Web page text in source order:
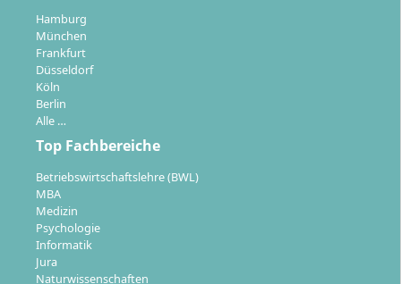
Hamburg
München
Frankfurt
Düsseldorf
Köln
Berlin
Alle …
Top Fachbereiche
Betriebswirtschaftslehre (BWL)
MBA
Medizin
Psychologie
Informatik
Jura
Naturwissenschaften